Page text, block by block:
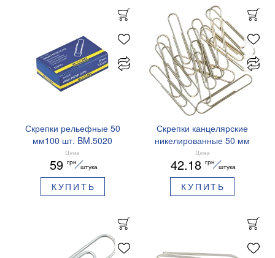
Скрепки рельефные 50
мм100 шт. BM.5020
Buromax
Цена
59 грн
штука
КУПИТЬ
Скрепки канцелярские
никелированные 50 мм
100 шт.Buromax BM.5001
Цена
42.18 грн
штука
КУПИТЬ